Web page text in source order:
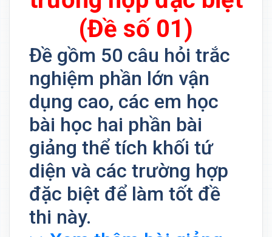
(Đề số 01)
Đề gồm 50 câu hỏi trắc
nghiệm phần lớn vận
dụng cao, các em học
bài học hai phần bài
giảng thể tích khối tứ
diện và các trường hợp
đặc biệt để làm tốt đề
thi này.